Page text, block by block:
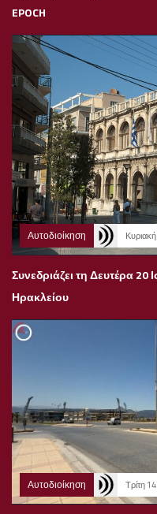
EPOCH
Αυτοδιοίκηση
Συνεδριάζει τη Δευτέρα 20
Ηρακλείου
Αυτοδιοίκηση Τρίτη